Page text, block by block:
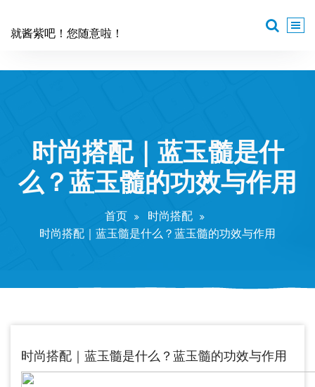
就酱紫吧！您随意啦！
时尚搭配｜蓝玉髓是什
么？蓝玉髓的功效与作用
首页
时尚搭配
时尚搭配｜蓝玉髓是什么？蓝玉髓的功效与作用
时尚搭配｜蓝玉髓是什么？蓝玉髓的功效与作用